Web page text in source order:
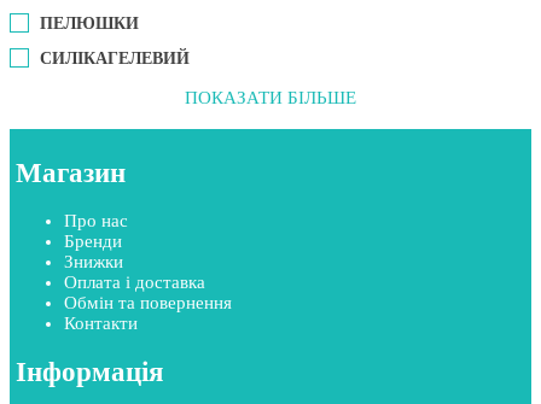
ПЕЛЮШКИ
СИЛІКАГЕЛЕВИЙ
ПОКАЗАТИ БІЛЬШЕ
Магазин
Про нас
Бренди
Знижки
Оплата і доставка
Обмін та повернення
Контакти
Інформація